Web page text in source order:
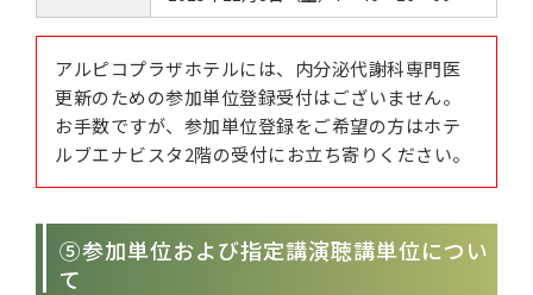
アルピコプラザホテルには、内分泌代謝科専門医
更新のための参加単位登録受付はございません。
お手数ですが、参加単位登録をご希望の方はホテ
ルブエナビスタ2階の受付にお立ち寄りください。
⑤参加単位および指定講演聴講単位につい
て